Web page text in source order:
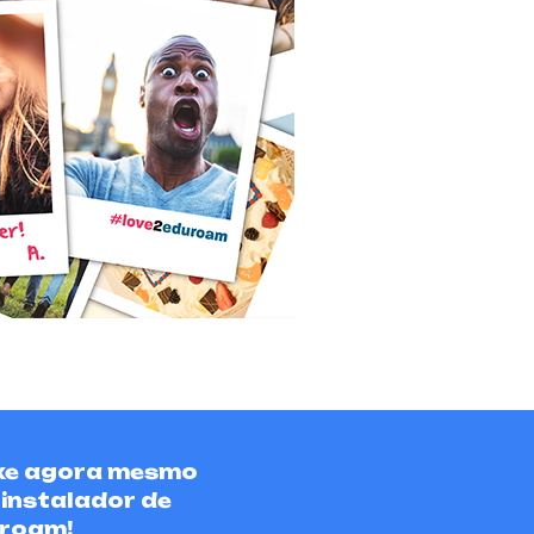
agora mesmo
instalador de